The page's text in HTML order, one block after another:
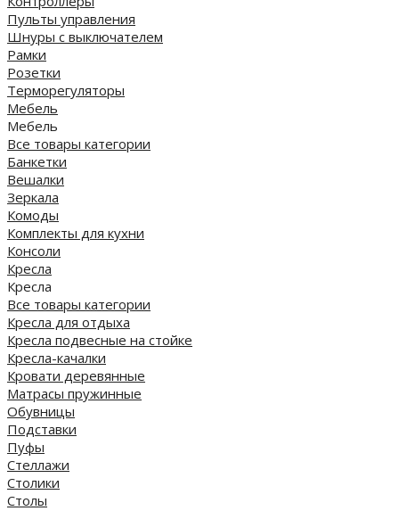
Пульты управления
Шнуры с выключателем
Рамки
Розетки
Терморегуляторы
Мебель
Мебель
Все товары категории
Банкетки
Вешалки
Зеркала
Комоды
Комплекты для кухни
Консоли
Кресла
Кресла
Все товары категории
Кресла для отдыха
Кресла подвесные на стойке
Кресла-качалки
Кровати деревянные
Матрасы пружинные
Обувницы
Подставки
Пуфы
Стеллажи
Столики
Столы